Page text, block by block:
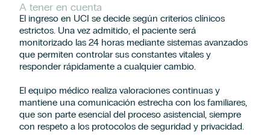
A tener en cuenta
El ingreso en UCI se decide según criterios clínicos
estrictos. Una vez admitido, el paciente será
monitorizado las 24 horas mediante sistemas avanzados
que permiten controlar sus constantes vitales y
responder rápidamente a cualquier cambio.
El equipo médico realiza valoraciones continuas y
mantiene una comunicación estrecha con los familiares,
que son parte esencial del proceso asistencial, siempre
con respeto a los protocolos de seguridad y privacidad.